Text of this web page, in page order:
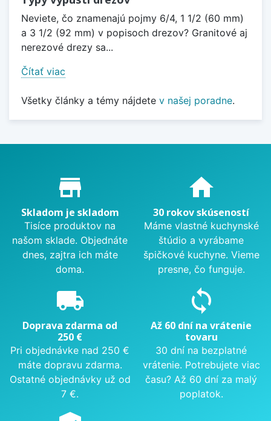
Neviete, čo znamenajú pojmy 6/4, 1 1/2 (60 mm)
a 3 1/2 (92 mm) v popisoch drezov? Granitové aj
nerezové drezy sa...
Čítať viac
Všetky články a témy nájdete v našej poradne.
Proč nakupovat u nás?
store_mall_directory
Skladom je skladom
Tisíce produktov na
našom sklade. Objednáte
dnes, zajtra ich máte
doma.
home
30 rokov skúseností
Máme vlastné kuchynské
štúdio a vyrábame
špičkové kuchyne. Vieme
presne, čo funguje.
local_shipping
Doprava zdarma od
250 €
Pri objednávke nad 250 €
máte dopravu zdarma.
Ostatné objednávky už od
7 €.
sync
Až 60 dní na vrátenie
tovaru
30 dní na bezplatné
vrátenie. Potrebujete viac
času? Až 60 dní za malý
poplatok.